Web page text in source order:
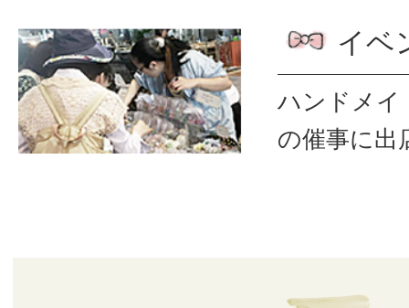
イベ
ハンドメイ
の催事に出